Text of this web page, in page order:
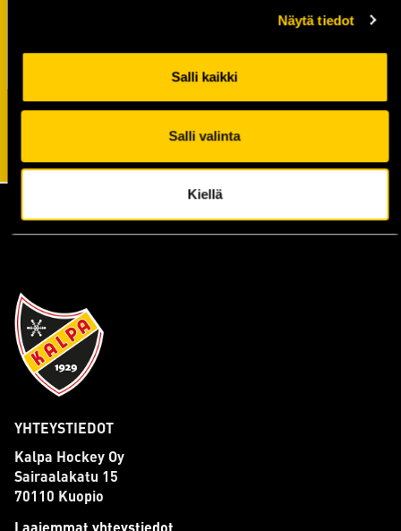
Näytä tiedot
Salli kaikki
Salli valinta
Kiellä
YHTEYSTIEDOT
Kalpa Hockey Oy
Sairaalakatu 15
70110 Kuopio
Laajemmat yhteystiedot